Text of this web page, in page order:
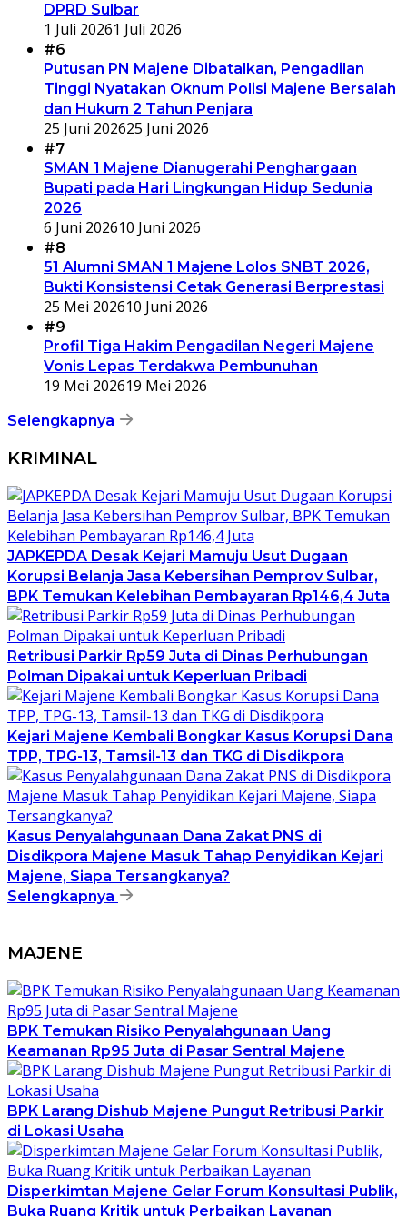
DPRD Sulbar
1 Juli 20261 Juli 2026
#6
Putusan PN Majene Dibatalkan, Pengadilan
Tinggi Nyatakan Oknum Polisi Majene Bersalah
dan Hukum 2 Tahun Penjara
25 Juni 202625 Juni 2026
#7
SMAN 1 Majene Dianugerahi Penghargaan
Bupati pada Hari Lingkungan Hidup Sedunia
2026
6 Juni 202610 Juni 2026
#8
51 Alumni SMAN 1 Majene Lolos SNBT 2026,
Bukti Konsistensi Cetak Generasi Berprestasi
25 Mei 202610 Juni 2026
#9
Profil Tiga Hakim Pengadilan Negeri Majene
Vonis Lepas Terdakwa Pembunuhan
19 Mei 202619 Mei 2026
Selengkapnya
KRIMINAL
JAPKEPDA Desak Kejari Mamuju Usut Dugaan
Korupsi Belanja Jasa Kebersihan Pemprov Sulbar,
BPK Temukan Kelebihan Pembayaran Rp146,4 Juta
Retribusi Parkir Rp59 Juta di Dinas Perhubungan
Polman Dipakai untuk Keperluan Pribadi
Kejari Majene Kembali Bongkar Kasus Korupsi Dana
TPP, TPG-13, Tamsil-13 dan TKG di Disdikpora
Kasus Penyalahgunaan Dana Zakat PNS di
Disdikpora Majene Masuk Tahap Penyidikan Kejari
Majene, Siapa Tersangkanya?
Selengkapnya
MAJENE
BPK Temukan Risiko Penyalahgunaan Uang
Keamanan Rp95 Juta di Pasar Sentral Majene
BPK Larang Dishub Majene Pungut Retribusi Parkir
di Lokasi Usaha
Disperkimtan Majene Gelar Forum Konsultasi Publik,
Buka Ruang Kritik untuk Perbaikan Layanan